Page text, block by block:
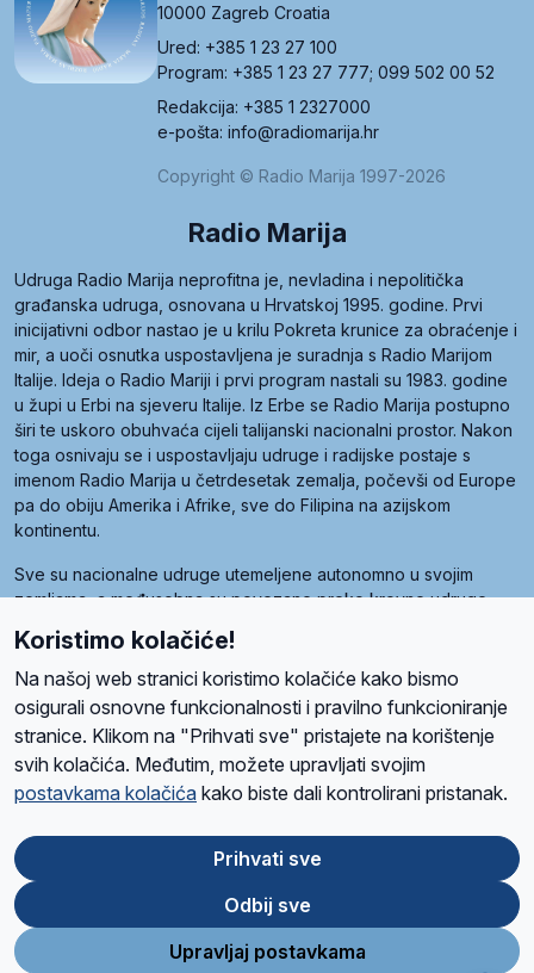
10000 Zagreb Croatia
Ured: +385 1 23 27 100
Program: +385 1 23 27 777; 099 502 00 52
Redakcija: +385 1 2327000
e-pošta: info@radiomarija.hr
Copyright © Radio Marija 1997-2026
Radio Marija
Udruga Radio Marija neprofitna je, nevladina i nepolitička
građanska udruga, osnovana u Hrvatskoj 1995. godine. Prvi
inicijativni odbor nastao je u krilu Pokreta krunice za obraćenje i
mir, a uoči osnutka uspostavljena je suradnja s Radio Marijom
Italije. Ideja o Radio Mariji i prvi program nastali su 1983. godine
u župi u Erbi na sjeveru Italije. Iz Erbe se Radio Marija postupno
širi te uskoro obuhvaća cijeli talijanski nacionalni prostor. Nakon
toga osnivaju se i uspostavljaju udruge i radijske postaje s
imenom Radio Marija u četrdesetak zemalja, počevši od Europe
pa do obiju Amerika i Afrike, sve do Filipina na azijskom
kontinentu.
Sve su nacionalne udruge utemeljene autonomno u svojim
zemljama, a međusobna su povezane preko krovne udruge
Radio Maria). Svjetsku obitelj utemeljilo je sedam članica, među
kojima je i hrvatska Udruga Radio Marija.
O namaRadio ProgramVolonteriPrijateljiKontaktPravila privatnosti
Ova stranica je zaštićena Google reCAPTCHA sustavom
Store
Google
Play
Koristimo kolačiće!
Na našoj web stranici koristimo kolačiće kako bismo
osigurali osnovne funkcionalnosti i pravilno funkcioniranje
stranice. Klikom na "Prihvati sve" pristajete na korištenje
svih kolačića. Međutim, možete upravljati svojim
postavkama kolačića kako biste dali kontrolirani pristanak.
Prihvati sve
Odbij sve
Upravljaj postavkama